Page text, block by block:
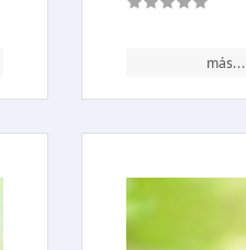
más...